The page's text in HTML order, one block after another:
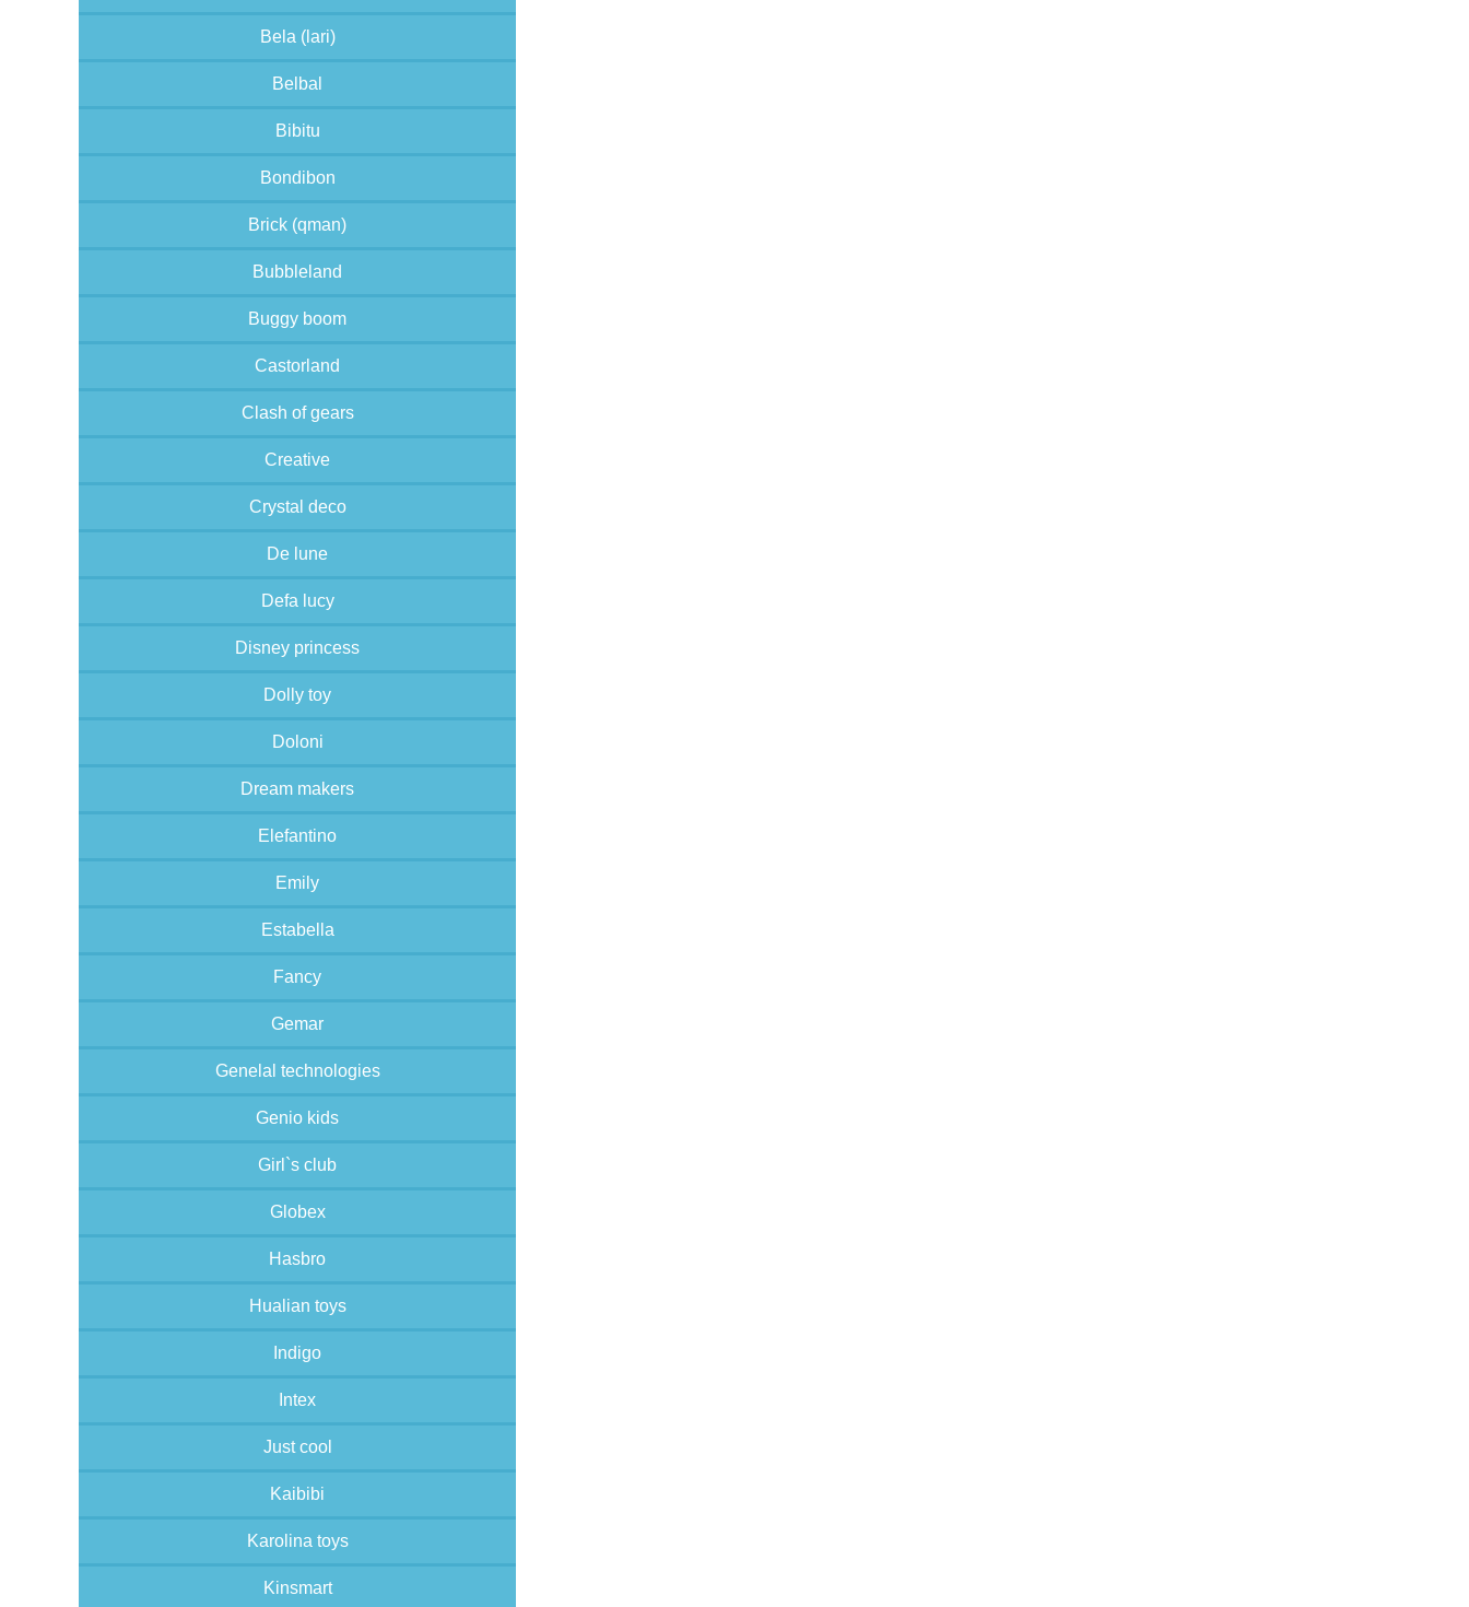
Bela (lari)
Belbal
Bibitu
Bondibon
Brick (qman)
Bubbleland
Buggy boom
Castorland
Clash of gears
Creative
Crystal deco
De lune
Defa lucy
Disney princess
Dolly toy
Doloni
Dream makers
Elefantino
Emily
Estabella
Fancy
Gemar
Genelal technologies
Genio kids
Girl`s club
Globex
Hasbro
Hualian toys
Indigo
Intex
Just cool
Kaibibi
Karolina toys
Kinsmart